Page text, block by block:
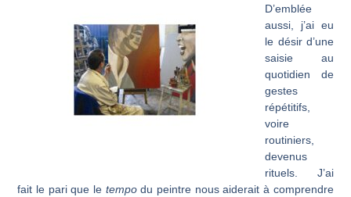
D’emblée
aussi, j’ai eu
le désir d’une
saisie au
quotidien de
gestes
répétitifs,
voire
routiniers,
devenus
rituels. J’ai
fait le pari que le tempodu peintre nous aiderait à comprendre